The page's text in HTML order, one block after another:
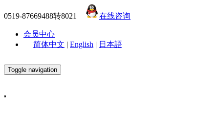
0519-87669488转8021 在线咨询
会员中心
简体中文 | English | 日本語
Toggle navigation